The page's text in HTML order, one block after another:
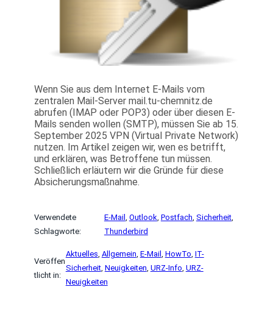
Wenn Sie aus dem Internet E-Mails vom
zentralen Mail-Server mail.tu-chemnitz.de
abrufen (IMAP oder POP3) oder über diesen E-
Mails senden wollen (SMTP), müssen Sie ab 15.
September 2025 VPN (Virtual Private Network)
nutzen. Im Artikel zeigen wir, wen es betrifft,
und erklären, was Betroffene tun müssen.
Schließlich erläutern wir die Gründe für diese
Absicherungsmaßnahme.
Verwendete
Schlagworte:
E-Mail Outlook Postfach Sicherheit
Thunderbird
Veröffen
tlicht in:
Aktuelles, Allgemein, E-Mail , HowTo, IT-
Sicherheit, Neuigkeiten, URZ-Info, URZ-
Neuigkeiten